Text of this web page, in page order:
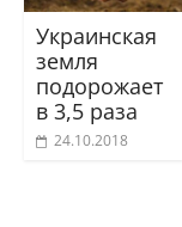
Украинская
земля
подорожает
в 3,5 раза
24.10.2018